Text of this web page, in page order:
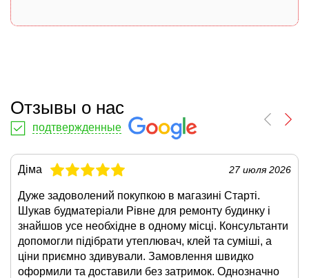
Отзывы о нас
подтвержденные
Діма 27 июля 2026
Дуже задоволений покупкою в магазині Старті.
Шукав будматеріали Рівне для ремонту будинку і
знайшов усе необхідне в одному місці. Консультанти
допомогли підібрати утеплювач, клей та суміші, а
ціни приємно здивували. Замовлення швидко
оформили та доставили без затримок. Однозначно